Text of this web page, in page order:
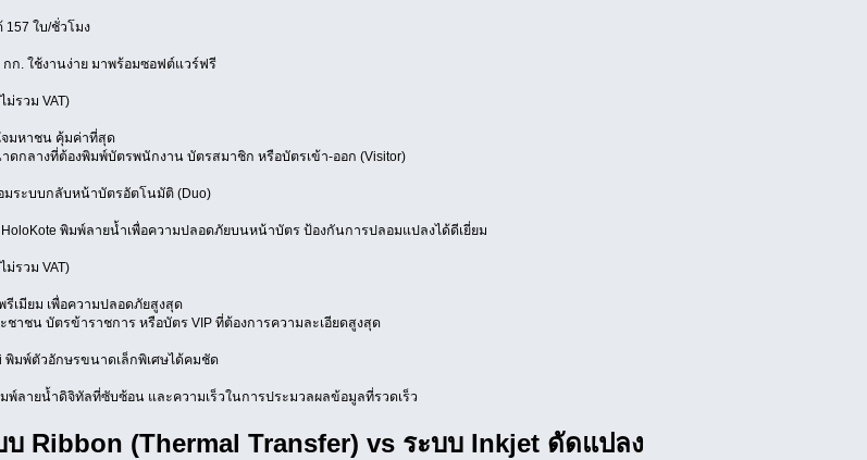
157 ใบ/ชั่วโมง
กก. ใช้งานง่าย มาพร้อมซอฟต์แวร์ฟรี
ม่รวม VAT)
จมหาชน คุ้มค่าที่สุด
กลางที่ต้องพิมพ์บัตรพนักงาน บัตรสมาชิก หรือบัตรเข้า-ออก (Visitor)
มระบบกลับหน้าบัตรอัตโนมัติ (Duo)
พิมพ์ลายน้ำเพื่อความปลอดภัยบนหน้าบัตร ป้องกันการปลอมแปลงได้ดีเยี่ยม
ม่รวม VAT)
รีเมียม เพื่อความปลอดภัยสูงสุด
าชน บัตรข้าราชการ หรือบัตร VIP ที่ต้องการความละเอียดสูงสุด
พิมพ์ตัวอักษรขนาดเล็กพิเศษได้คมชัด
พ์ลายน้ำดิจิทัลที่ซับซ้อน และความเร็วในการประมวลผลข้อมูลที่รวดเร็ว
บ Ribbon (Thermal Transfer) vs ระบบ Inkjet ดัดแปลง